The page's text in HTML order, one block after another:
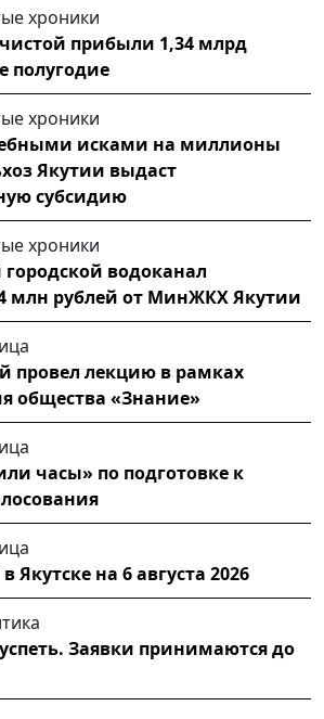
хроники
прибыли 1,34 млрд
полугодие
хроники
исками на миллионы
Якутии выдаст
субсидию
хроники
водоканал
млн рублей от МинЖКХ Якутии
провел лекцию в рамках
общества «Знание»
часы» по подготовке к
Якутске на 6 августа 2026
Заявки принимаются до